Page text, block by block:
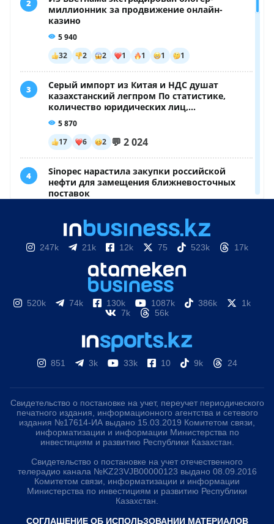
247k 21k 12k 75 523k 17k
520k 74k 130k 1087k 386k
1k
7k
56k
851 3k 33k 10 9k 24
Свидетельство о постановке на учет, переучет периодического
печатного издания, информационного агентства и сетевого
издания №17614-ИА выдано 15.03.2019 Комитетом связи,
информатизации и информации Министерства по
инвестициям и развитию Республики Казахстан.
Свидетельство о постановке на учет отечественного
телерадио канала №KZ23VJB00000123 выдано 08.09.2016
Комитетом связи, информатизации и информации
Министерства по инвестициям и развитию Республики
Казахстан.
СОГЛАШЕНИЕ ОБ ИСПОЛЬЗОВАНИИ МАТЕРИАЛОВ